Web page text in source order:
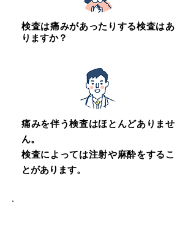
検査は痛みがあったりする検査はあ
りますか？
痛みを伴う検査はほとんどありませ
ん。
検査によっては注射や麻酔をするこ
とがあります。